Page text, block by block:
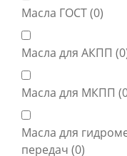
Масла ГОСТ (0)
Масла для АКПП (0
Масла для МКПП (
Масла для
передач (0)